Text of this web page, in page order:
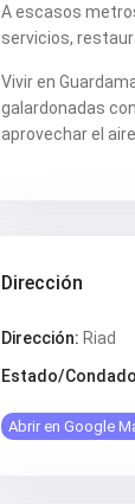
A escasos
servicios,
Vivir en
galardonadas
aprovechar el
Dirección
Dirección: Riad
Estado/
Abrir en Google